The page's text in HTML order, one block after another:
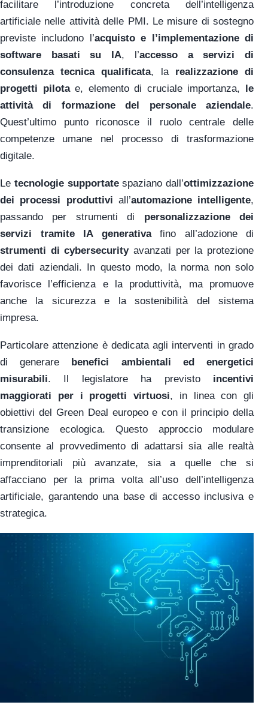
facilitare l’introduzione concreta dell’intelligenza
artificiale nelle attività delle PMI. Le misure di sostegno
previste includono l’acquisto e l’implementazione di
software basati su IA, l’accesso a servizi di
consulenza tecnica qualificata, la realizzazione di
progetti pilotae, elemento di cruciale importanza,
le
attività di formazione del personale aziendale.
Quest’ultimo punto riconosce il ruolo centrale delle
competenze umane nel processo di trasformazione
digitale.
Le tecnologie supportatespaziano dall’ottimizzazione
dei processi produttivi all’automazione intelligente,
passando per strumenti di personalizzazione dei
servizi tramite IA generativafino all’adozione di
strumenti di cybersecurityavanzati per la protezione
dei dati aziendali. In questo modo, la norma non solo
favorisce l’efficienza e la produttività, ma promuove
anche la sicurezza e la sostenibilità del sistema
impresa.
Particolare attenzione è dedicata agli interventi in grado
di generare
benefici ambientali ed energetici
misurabili. Il legislatore ha previsto incentivi
maggiorati per i progetti virtuosi, in linea con gli
obiettivi del Green Deal europeo e con il principio della
transizione ecologica. Questo approccio modulare
consente al provvedimento di adattarsi sia alle realtà
imprenditoriali più avanzate, sia a quelle che si
affacciano per la prima volta all’uso dell’intelligenza
artificiale, garantendo una base di accesso inclusiva e
strategica.